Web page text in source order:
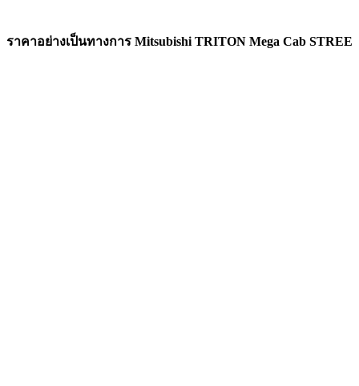
ราคาอย่างเป็นทางการ Mitsubishi TRITON Mega Cab STREE